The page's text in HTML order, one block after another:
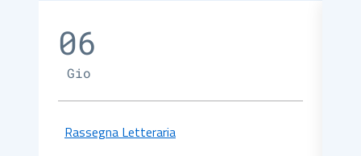
06
Gio
Rassegna Letteraria